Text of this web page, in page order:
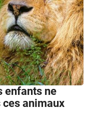
enfants ne
animaux